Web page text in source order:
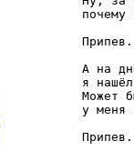
почему
Припев.
А на
я
Может
у меня
Припев.